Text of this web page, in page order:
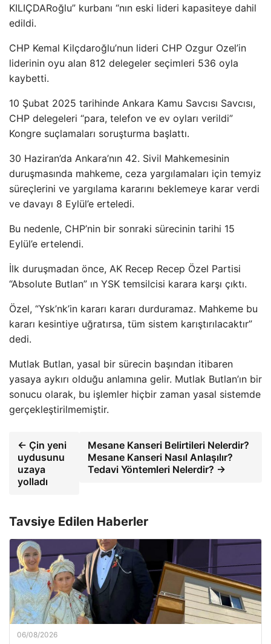
KILIÇDARoğlu” kurbanı “nın eski lideri kapasiteye dahil
edildi.
CHP Kemal Kilçdaroğlu’nun lideri CHP Ozgur Ozel’in
liderinin oyu alan 812 delegeler seçimleri 536 oyla
kaybetti.
10 Şubat 2025 tarihinde Ankara Kamu Savcısı Savcısı,
CHP delegeleri “para, telefon ve ev oyları verildi”
Kongre suçlamaları soruşturma başlattı.
30 Haziran’da Ankara’nın 42. Sivil Mahkemesinin
duruşmasında mahkeme, ceza yargılamaları için temyiz
süreçlerini ve yargılama kararını beklemeye karar verdi
ve davayı 8 Eylül’e erteledi.
Bu nedenle, CHP’nin bir sonraki sürecinin tarihi 15
Eylül’e ertelendi.
İlk duruşmadan önce, AK Recep Recep Özel Partisi
“Absolute Butlan” ın YSK temsilcisi karara karşı çıktı.
Özel, “Ysk’nk’in kararı kararı durduramaz. Mahkeme bu
kararı kesintiye uğratırsa, tüm sistem karıştırılacaktır”
dedi.
Mutlak Butlan, yasal bir sürecin başından itibaren
yasaya aykırı olduğu anlamına gelir. Mutlak Butlan’ın bir
sonucu olarak, bu işlemler hiçbir zaman yasal sistemde
gerçekleştirilmemiştir.
← Çin yeni
uydusunu
uzaya
yolladı
Mesane Kanseri Belirtileri Nelerdir?
Mesane Kanseri Nasıl Anlaşılır?
Tedavi Yöntemleri Nelerdir? →
Tavsiye Edilen Haberler
06/08/2026